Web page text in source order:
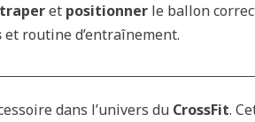
et positionnerle ballon
et routine d’entraînement.
dans l’univers du CrossFit.